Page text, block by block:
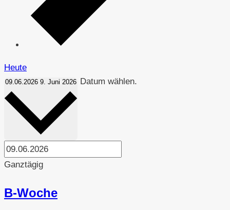
Heute
09.06.2026 9. Juni 2026 Datum wählen.
Ganztägig
B-Woche